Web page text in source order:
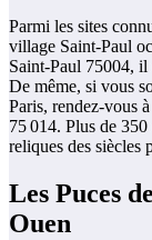
Parmi les sites
village Saint-Paul
Saint-Paul 75004, il
De même, si vous
Paris, rendez-vous
75 014. Plus de
reliques des siècles
Les Puces
Ouen